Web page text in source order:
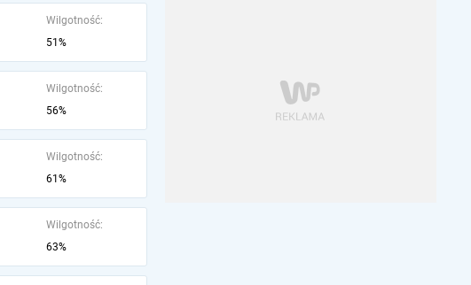
Wilgotność:
51%
Wilgotność:
56%
Wilgotność:
61%
Wilgotność:
63%